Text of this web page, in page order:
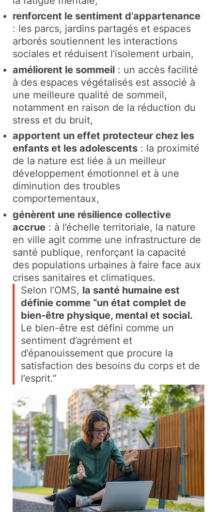
renforcent le sentiment d’appartenance
: les parcs, jardins partagés et espaces
arborés soutiennent les interactions
sociales et réduisent l’isolement urbain,
améliorent le sommeil : un accès facilité
à des espaces végétalisés est associé à
une meilleure qualité de sommeil,
notamment en raison de la réduction du
stress et du bruit,
apportent un effet protecteur chez les
enfants et les adolescents : la proximité
de la nature est liée à un meilleur
développement émotionnel et à une
diminution des troubles
comportementaux,
génèrent une résilience collective
accrue : à l’échelle territoriale, la nature
en ville agit comme une infrastructure de
santé publique, renforçant la capacité
des populations urbaines à faire face aux
crises sanitaires et climatiques.
Selon l’OMS, la santé humaine est
définie comme “un état complet de
bien-être physique, mental et social.
Le bien-être est défini comme un
sentiment d’agrément et
d’épanouissement que procure la
satisfaction des besoins du corps et de
l’esprit.”